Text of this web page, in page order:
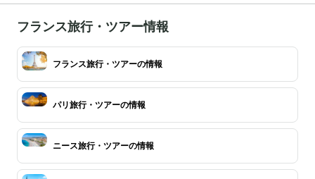
フランス旅行・ツアー情報
フランス旅行・ツアーの情報
パリ旅行・ツアーの情報
ニース旅行・ツアーの情報